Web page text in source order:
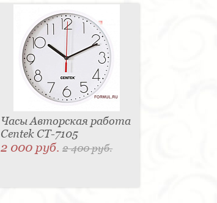
Часы Авторская работа
Centek CT-7105
2 000 руб.2 400 руб.